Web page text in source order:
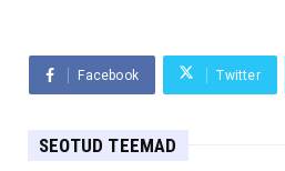
Facebook Twitter
SEOTUD TEEMAD